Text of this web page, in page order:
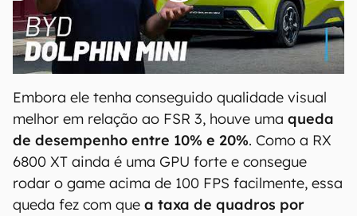
00:00/04:07
Embora ele tenha conseguido qualidade visual
melhor em relação ao FSR 3, houve uma queda
de desempenho entre 10% e 20%. Como a RX
6800 XT ainda é uma GPU forte e consegue
rodar o game acima de 100 FPS facilmente, essa
queda fez com que a taxa de quadros por